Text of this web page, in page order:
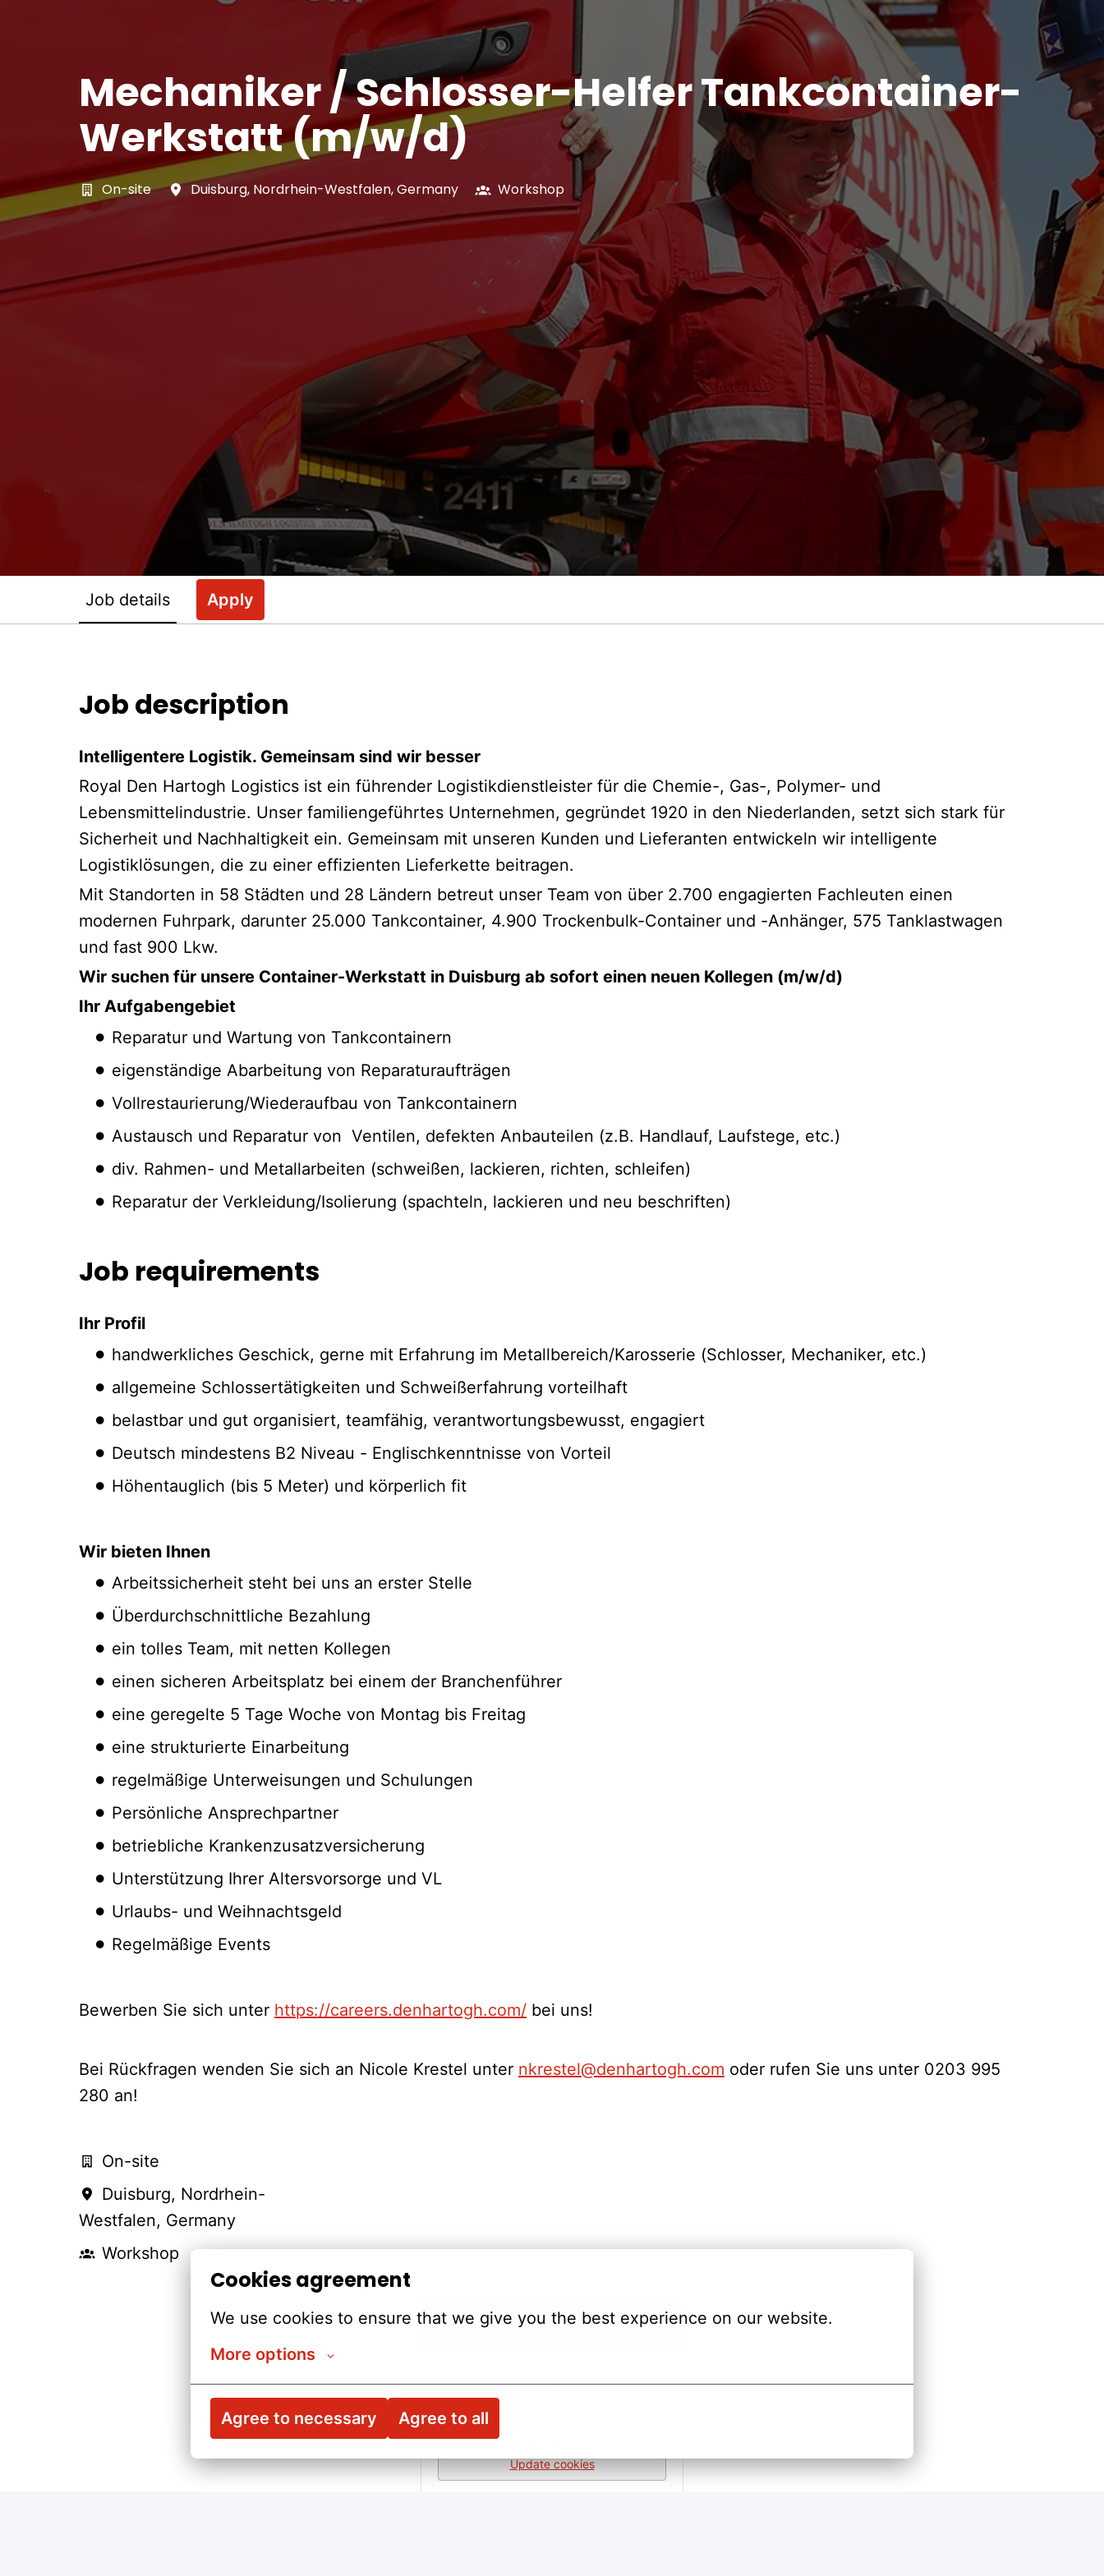
Cookies agreement
We use cookies to ensure that we give you the best experience on our website.
More options
Agree to necessary Agree to all
Mechaniker / Schlosser-Helfer Tankcontainer-
Werkstatt (m/w/d)
On-site Duisburg, Nordrhein-Westfalen,Germany Workshop
Job details Apply
Job description
Intelligentere Logistik. Gemeinsam sind wir besser
Royal Den Hartogh Logistics ist ein führender Logistikdienstleister für die Chemie-, Gas-, Polymer- und
Lebensmittelindustrie. Unser familiengeführtes Unternehmen, gegründet 1920 in den Niederlanden, setzt sich stark für
Sicherheit und Nachhaltigkeit ein. Gemeinsam mit unseren Kunden und Lieferanten entwickeln wir intelligente
Logistiklösungen, die zu einer effizienten Lieferkette beitragen.
Mit Standorten in 58 Städten und 28 Ländern betreut unser Team von über 2.700 engagierten Fachleuten einen
modernen Fuhrpark, darunter 25.000 Tankcontainer, 4.900 Trockenbulk-Container und -Anhänger, 575 Tanklastwagen
und fast 900 Lkw.
Wir suchen für unsere Container-Werkstatt in Duisburg ab sofort einen neuen Kollegen (m/w/d)
Ihr Aufgabengebiet
Reparatur und Wartung von Tankcontainern
eigenständige Abarbeitung von Reparaturaufträgen
Vollrestaurierung/Wiederaufbau von Tankcontainern
Austausch und Reparatur von Ventilen, defekten Anbauteilen (z.B. Handlauf, Laufstege, etc.)
div. Rahmen- und Metallarbeiten (schweißen, lackieren, richten, schleifen)
Reparatur der Verkleidung/Isolierung (spachteln, lackieren und neu beschriften)
Job requirements
Ihr Profil
handwerkliches Geschick, gerne mit Erfahrung im Metallbereich/Karosserie (Schlosser, Mechaniker, etc.)
allgemeine Schlossertätigkeiten und Schweißerfahrung vorteilhaft
belastbar und gut organisiert, teamfähig, verantwortungsbewusst, engagiert
Deutsch mindestens B2 Niveau - Englischkenntnisse von Vorteil
Höhentauglich (bis 5 Meter) und körperlich fit
Wir bieten Ihnen
Arbeitssicherheit steht bei uns an erster Stelle
Überdurchschnittliche Bezahlung
ein tolles Team, mit netten Kollegen
einen sicheren Arbeitsplatz bei einem der Branchenführer
eine geregelte 5 Tage Woche von Montag bis Freitag
eine strukturierte Einarbeitung
regelmäßige Unterweisungen und Schulungen
Persönliche Ansprechpartner
betriebliche Krankenzusatzversicherung
Unterstützung Ihrer Altersvorsorge und VL
Urlaubs- und Weihnachtsgeld
Regelmäßige Events
Bewerben Sie sich unter https://careers.denhartogh.com/ bei uns!
Bei Rückfragen wenden Sie sich an Nicole Krestel unter nkrestel@denhartogh.com oder rufen Sie uns unter 0203 995
280 an!
On-site
Duisburg, Nordrhein-
Westfalen, Germany
Workshop
Apply
or
Update cookies